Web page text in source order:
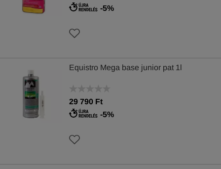
-5%
Equistro Mega base junior pat 1l
29 790 Ft
-5%